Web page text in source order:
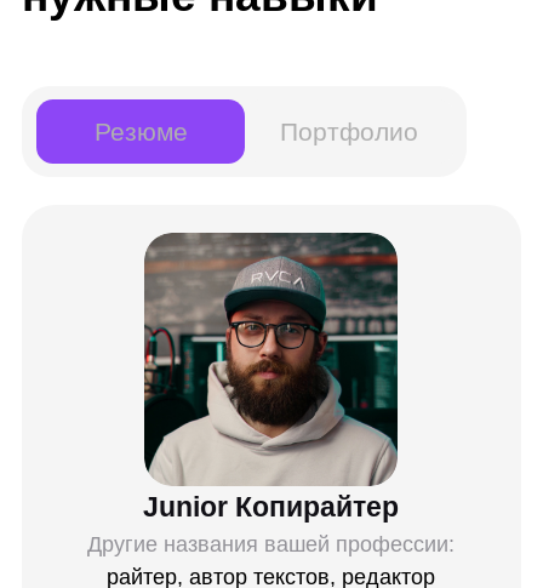
райтер, автор текстов, редактор
Инструменты:
Google Docs
Главред Stripo
Написание статей на любые темы
Подготовка писем для рассылок
Навыки: